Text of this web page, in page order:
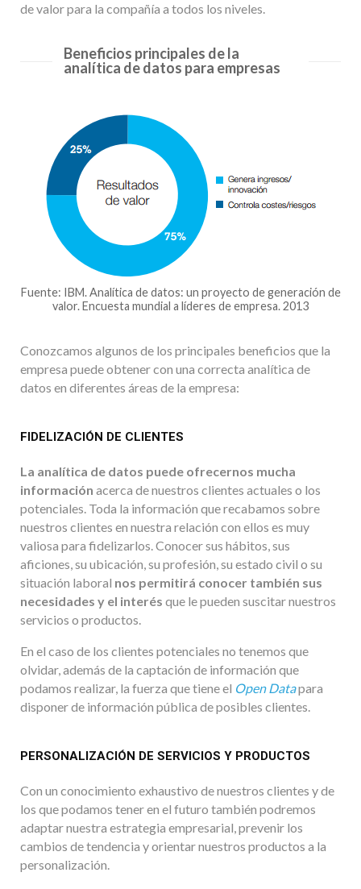
de valor para la compañía a todos los niveles.
Beneficios principales de la
analítica de datos para empresas
Fuente: IBM. Analítica de datos: un proyecto de generación de
valor. Encuesta mundial a líderes de empresa. 2013
Conozcamos algunos de los principales beneficios que la
empresa puede obtener con una correcta analítica de
datos en diferentes áreas de la empresa:
FIDELIZACIÓN DE CLIENTES
La analítica de datos puede ofrecernos mucha
información acerca de nuestros clientes actuales o los
potenciales. Toda la información que recabamos sobre
nuestros clientes en nuestra relación con ellos es muy
valiosa para fidelizarlos. Conocer sus hábitos, sus
aficiones, su ubicación, su profesión, su estado civil o su
situación laboral nos permitirá conocer también sus
necesidades y el interés que le pueden suscitar nuestros
servicios o productos.
En el caso de los clientes potenciales no tenemos que
olvidar, además de la captación de información que
podamos realizar, la fuerza que tiene el Open Datapara
disponer de información pública de posibles clientes.
PERSONALIZACIÓN DE SERVICIOS Y PRODUCTOS
Con un conocimiento exhaustivo de nuestros clientes y de
los que podamos tener en el futuro también podremos
adaptar nuestra estrategia empresarial, prevenir los
cambios de tendencia y orientar nuestros productos a la
personalización.